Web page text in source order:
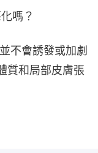
嗎？
不會誘發或加劇
質和局部皮膚張